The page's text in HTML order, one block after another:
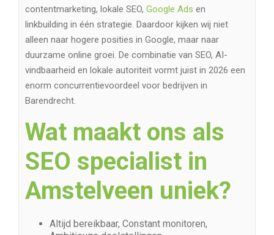
contentmarketing, lokale SEO, Google Ads en
linkbuilding in één strategie. Daardoor kijken wij niet
alleen naar hogere posities in Google, maar naar
duurzame online groei. De combinatie van SEO, AI-
vindbaarheid en lokale autoriteit vormt juist in 2026 een
enorm concurrentievoordeel voor bedrijven in
Barendrecht.
Wat maakt ons als
SEO specialist in
Amstelveen uniek?
Altijd bereikbaar, Constant monitoren,